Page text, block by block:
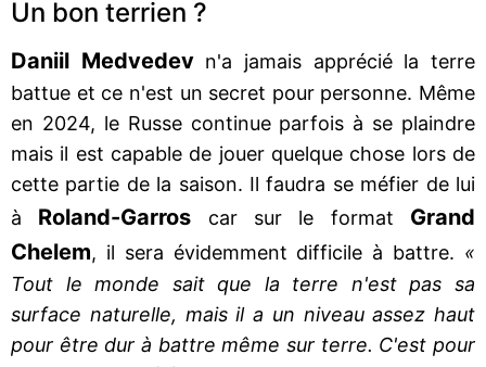
Un bon terrien ?
Daniil Medvedevn'a jamais apprécié la terre
battue et ce n'est un secret pour personne. Même
en 2024, le Russe continue parfois à se plaindre
mais il est capable de jouer quelque chose lors de
cette partie de la saison. Il faudra se méfier de lui
à Roland-Garros car sur le format Grand
Chelem, il sera évidemment difficile à battre. «
Tout le monde sait que la terre n'est pas sa
surface naturelle, mais il a un niveau assez haut
pour être dur à battre même sur terre. C'est pour